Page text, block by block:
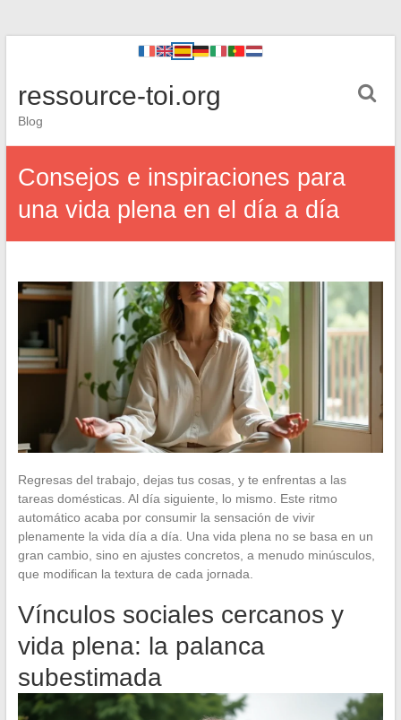
ressource-toi.org
Blog
Consejos e inspiraciones para
una vida plena en el día a día
Regresas del trabajo, dejas tus cosas, y te enfrentas a las
tareas domésticas. Al día siguiente, lo mismo. Este ritmo
automático acaba por consumir la sensación de vivir
plenamente la vida día a día. Una vida plena no se basa en un
gran cambio, sino en ajustes concretos, a menudo minúsculos,
que modifican la textura de cada jornada.
Vínculos sociales cercanos y
vida plena: la palanca
subestimada